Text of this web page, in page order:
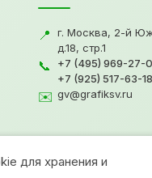
📍
г. Москва, 2-й
д.18, стр.1
📞 +7 (495) 969-27-
+7 (925) 517-63-18
✉️ gv@grafiksv.ru
для хранения и